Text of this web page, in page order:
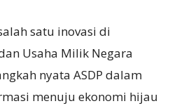
satu inovasi di
Usaha Milik Negara
nyata ASDP dalam
menuju ekonomi hijau